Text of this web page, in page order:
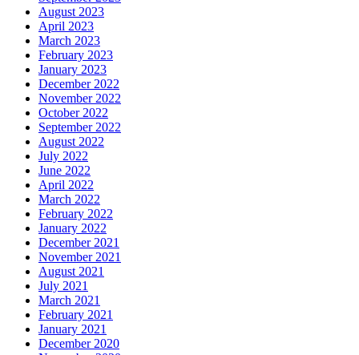
August 2023
April 2023
March 2023
February 2023
January 2023
December 2022
November 2022
October 2022
September 2022
August 2022
July 2022
June 2022
April 2022
March 2022
February 2022
January 2022
December 2021
November 2021
August 2021
July 2021
March 2021
February 2021
January 2021
December 2020